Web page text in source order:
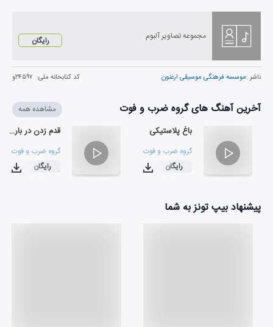
مجموعه تصاویر آلبوم رایگان
ناشر :موسسه فرهنگی موسیقی ارغنون کد کتابخانه ملی: ۲۴۵۹۷و
آخرین آهنگ های گروه ضرب و فوت مشاهده همه
باغ پلاستیکی
گروه ضرب و فوت
۰۴:۵۰رایگان
قدم زدن در باران
گروه ضرب و فوت
۰۶:۰۵رایگان
پیشنهاد بیپ تونز به شما